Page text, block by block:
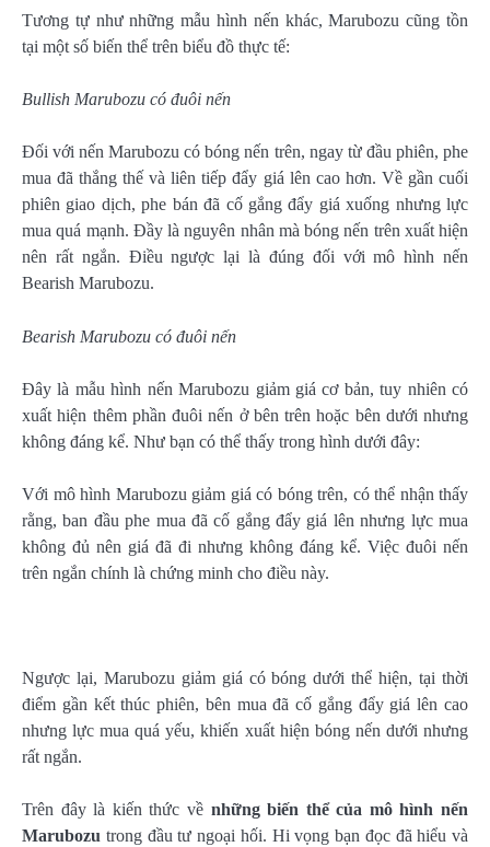
Tương tự như những mẫu hình nến khác, Marubozu cũng tồn
tại một số biến thể trên biểu đồ thực tế:
Bullish Marubozu có đuôi nến
Đối với nến Marubozu có bóng nến trên, ngay từ đầu phiên, phe
mua đã thắng thế và liên tiếp đẩy giá lên cao hơn. Về gần cuối
phiên giao dịch, phe bán đã cố gắng đẩy giá xuống nhưng lực
mua quá mạnh. Đầy là nguyên nhân mà bóng nến trên xuất hiện
nên rất ngắn. Điều ngược lại là đúng đối với mô hình nến
Bearish Marubozu.
Bearish Marubozu có đuôi nến
Đây là mẫu hình nến Marubozu giảm giá cơ bản, tuy nhiên có
xuất hiện thêm phần đuôi nến ở bên trên hoặc bên dưới nhưng
không đáng kể. Như bạn có thể thấy trong hình dưới đây:
Với mô hình Marubozu giảm giá có bóng trên, có thể nhận thấy
rằng, ban đầu phe mua đã cố gắng đẩy giá lên nhưng lực mua
không đủ nên giá đã đi nhưng không đáng kể. Việc đuôi nến
trên ngắn chính là chứng minh cho điều này.
Ngược lại, Marubozu giảm giá có bóng dưới thể hiện, tại thời
điểm gần kết thúc phiên, bên mua đã cố gắng đẩy giá lên cao
nhưng lực mua quá yếu, khiến xuất hiện bóng nến dưới nhưng
rất ngắn.
Trên đây là kiến thức về những biến thể của mô hình nến
Marubozu trong đầu tư ngoại hối. Hi vọng bạn đọc đã hiểu và